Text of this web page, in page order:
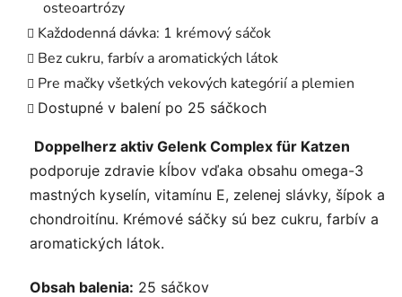
osteoartrózy
Každodenná dávka: 1 krémový sáčok
Bez cukru, farbív a aromatických látok
Pre mačky všetkých vekových kategórií a plemien
Dostupné v balení po 25 sáčkoch
Doppelherz aktiv Gelenk Complex für Katzen
podporuje zdravie kĺbov vďaka obsahu omega-3
mastných kyselín, vitamínu E, zelenej slávky, šípok a
chondroitínu. Krémové sáčky sú bez cukru, farbív a
aromatických látok.
Obsah balenia: 25 sáčkov